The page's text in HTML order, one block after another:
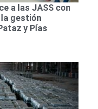
a las JASS con
gestión
y Pías